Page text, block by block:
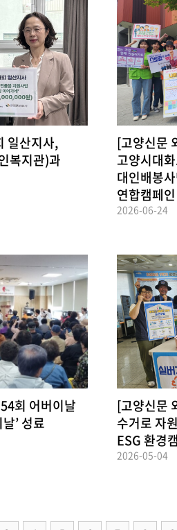
일산지사,
복지관)과
[고양신문
고양시대
대인배봉
연합캠페
2026-06-24
회 어버이날
’ 성료
[고양신문
수거로 자
ESG 환경
2026-05-04